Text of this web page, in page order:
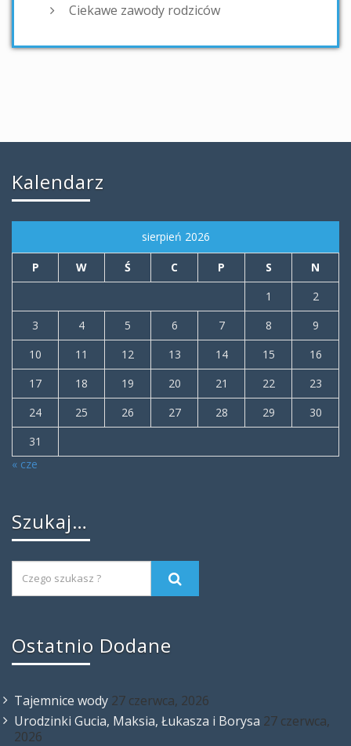
Ciekawe zawody rodziców
Kalendarz
sierpień 2026
P W Ś C P S
N
1
2
3
4 5 6 7 8
9
10
11 12 13 14 15
16
17
18 19 20 21 22
23
24
25 26 27 28 29
30
31
« cze
Szukaj…
Ostatnio Dodane
Tajemnice wody 27 czerwca, 2026
Urodzinki Gucia, Maksia, Łukasza i Borysa 27 czerwca,
2026